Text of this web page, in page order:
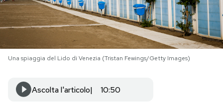
I MIEI PREFERITI
SHOP
CALENDARIO
Una spiaggia del Lido di Venezia (Tristan Fewings/Getty Images)
Ascolta l'articolo 10:50